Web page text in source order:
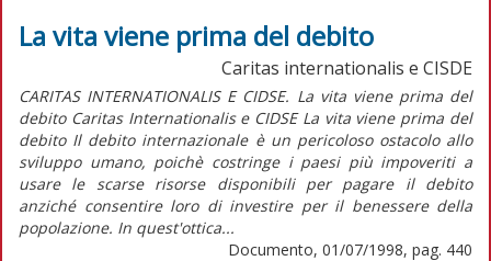
La vita viene prima del debito
Caritas internationalis e CISDE
CARITAS INTERNATIONALIS E CIDSE. La vita viene prima del
debito Caritas Internationalis e CIDSE La vita viene prima del
debito Il debito internazionale è un pericoloso ostacolo allo
sviluppo umano, poichè costringe i paesi più impoveriti a
usare le scarse risorse disponibili per pagare il debito
anziché consentire loro di investire per il benessere della
popolazione. In quest'ottica...
Documento, 01/07/1998, pag. 440